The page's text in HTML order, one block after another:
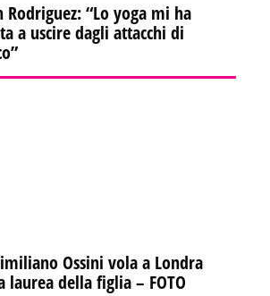
Rodriguez: “Lo yoga mi ha
a uscire dagli attacchi di
Ossini vola a Londra
laurea della figlia – FOTO